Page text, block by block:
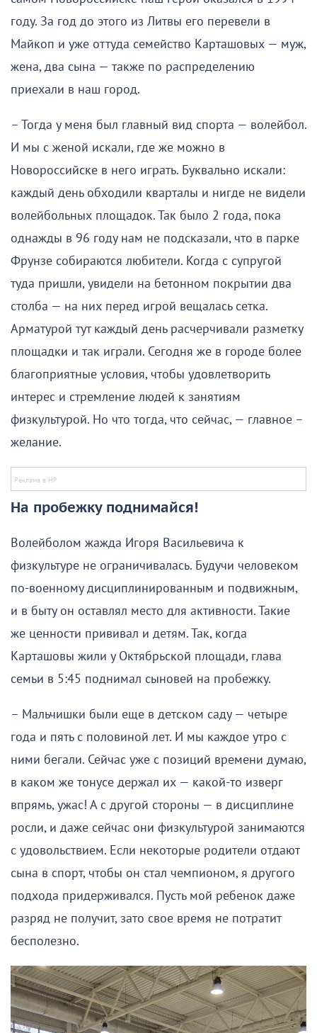
году. За год до этого из Литвы его перевели в
Майкоп и уже оттуда семейство Карташовых — муж,
жена, два сына — также по распределению
приехали в наш город.
– Тогда у меня был главный вид спорта — волейбол.
И мы с женой искали, где же можно в
Новороссийске в него играть. Буквально искали:
каждый день обходили кварталы и нигде не видели
волейбольных площадок. Так было 2 года, пока
однажды в 96 году нам не подсказали, что в парке
Фрунзе собираются любители. Когда с супругой
туда пришли, увидели на бетонном покрытии два
столба — на них перед игрой вещалась сетка.
Арматурой тут каждый день расчерчивали разметку
площадки и так играли. Сегодня же в городе более
благоприятные условия, чтобы удовлетворить
интерес и стремление людей к занятиям
физкультурой. Но что тогда, что сейчас, — главное –
желание.
На пробежку поднимайся!
Волейболом жажда Игоря Васильевича к
физкультуре не ограничивалась. Будучи человеком
по-военному дисциплинированным и подвижным,
и в быту он оставлял место для активности. Такие
же ценности прививал и детям. Так, когда
Карташовы жили у Октябрьской площади, глава
семьи в 5:45 поднимал сыновей на пробежку.
– Мальчишки были еще в детском саду — четыре
года и пять с половиной лет. И мы каждое утро с
ними бегали. Сейчас уже с позиций времени думаю,
в каком же тонусе держал их — какой-то изверг
впрямь, ужас! А с другой стороны — в дисциплине
росли, и даже сейчас они физкультурой занимаются
с удовольствием. Если некоторые родители отдают
сына в спорт, чтобы он стал чемпионом, я другого
подхода придерживался. Пусть мой ребенок даже
разряд не получит, зато свое время не потратит
бесполезно.